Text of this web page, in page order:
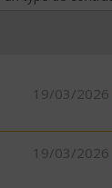
19/03/2026
19/03/2026